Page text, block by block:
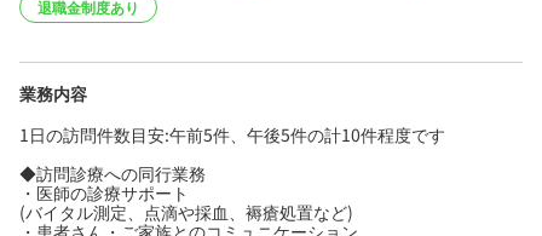
退職金制度あり
業務内容
1日の訪問件数目安:午前5件、午後5件の計10件程度です
◆訪問診療への同行業務
・医師の診療サポート
(バイタル測定、点滴や採血、褥瘡処置など)